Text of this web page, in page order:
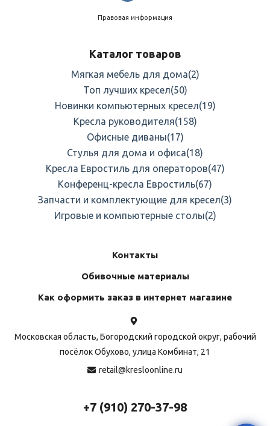
Правовая информация
Каталог товаров
Мягкая мебель для дома(2)
Топ лучших кресел(50)
Новинки компьютерных кресел(19)
Кресла руководителя(158)
Офисные диваны(17)
Стулья для дома и офиса(18)
Кресла Евростиль для операторов(47)
Конференц-кресла Евростиль(67)
Запчасти и комплектующие для кресел(3)
Игровые и компьютерные столы(2)
Контакты
Обивочные материалы
Как оформить заказ в интернет магазине
Московская область, Богородский городской округ, рабочий
посёлок Обухово, улица Комбинат, 21
retail@kresloonline.ru
+7 (910) 270-37-98